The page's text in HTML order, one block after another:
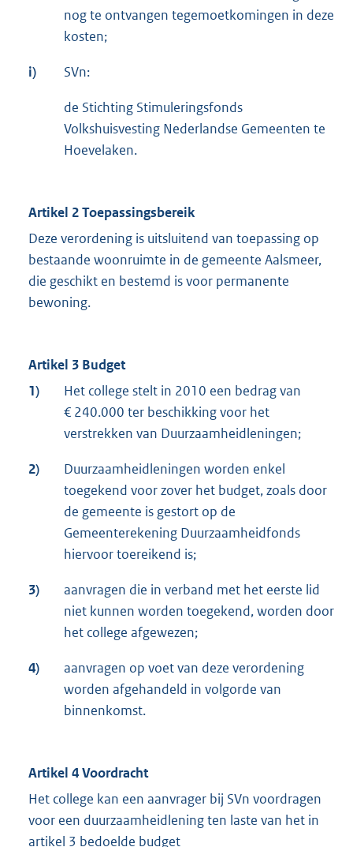
nog te ontvangen tegemoetkomingen in deze
kosten;
i) SVn:
de Stichting Stimuleringsfonds
Volkshuisvesting Nederlandse Gemeenten te
Hoevelaken.
Artikel 2 Toepassingsbereik
Deze verordening is uitsluitend van toepassing op
bestaande woonruimte in de gemeente Aalsmeer,
die geschikt en bestemd is voor permanente
bewoning.
Artikel 3 Budget
1)
Het college stelt in 2010 een bedrag van
€ 240.000 ter beschikking voor het
verstrekken van Duurzaamheidleningen;
2)
Duurzaamheidleningen worden enkel
toegekend voor zover het budget, zoals door
de gemeente is gestort op de
Gemeenterekening Duurzaamheidfonds
hiervoor toereikend is;
3)
aanvragen die in verband met het eerste lid
niet kunnen worden toegekend, worden door
het college afgewezen;
4)
aanvragen op voet van deze verordening
worden afgehandeld in volgorde van
binnenkomst.
Artikel 4 Voordracht
Het college kan een aanvrager bij SVn voordragen
voor een duurzaamheidlening ten laste van het in
artikel 3 bedoelde budget